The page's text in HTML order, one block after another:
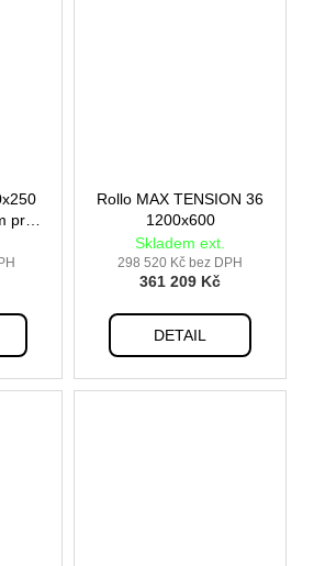
pro
Rollo MAX TENSION 36
1200x600
Skladem ext.
298 520 Kč bez DPH
361 209 Kč
DETAIL